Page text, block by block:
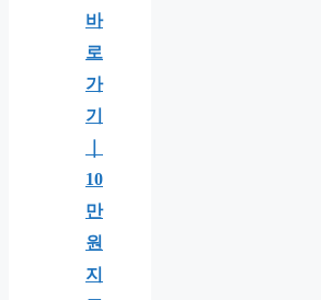
바
로
가
기
10
만
원
지